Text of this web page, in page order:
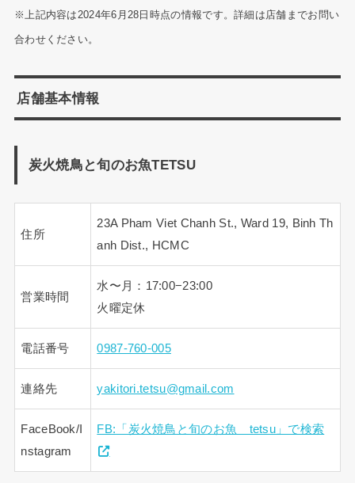
※上記内容は2024年6月28日時点の情報です。詳細は店舗までお問い
合わせください。
店舗基本情報
炭火焼鳥と旬のお魚TETSU
住所
23A Pham Viet Chanh St., Ward 19, Binh Th
anh Dist., HCMC
営業時間
水〜月：17:00−23:00
火曜定休
電話番号 0987-760-005
連絡先 yakitori.tetsu@gmail.com
FaceBook/I
nstagram
FB:「炭火焼鳥と旬のお魚 tetsu」で検索